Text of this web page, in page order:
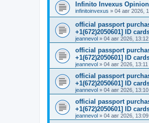
Infinito Invexus
infinitoinvexus » 04 авг 2026,
official passport
+1(672)2050601] ID
jeannevol » 04 авг 2026, 13:12
official passport
+1(672)2050601] ID
jeannevol » 04 авг 2026, 13:11
official passport
+1(672)2050601] ID
jeannevol » 04 авг 2026, 13:10
official passport
+1(672)2050601] ID
jeannevol » 04 авг 2026, 13:09